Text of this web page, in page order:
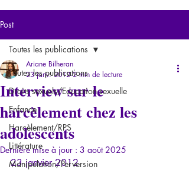
Post
Toutes les publications
Droits sexuels/Education sexuelle
Enfance
Harcèlement/RPS
Littérature
Manipulation/Perversion
Toutes les publications
Interview sur le
harcèlement chez les
adolescents
Ariane Bilheran
23 janv. 2012 2 min de lecture
Dernière mise à jour : 3 août 2025
23 janvier 2012